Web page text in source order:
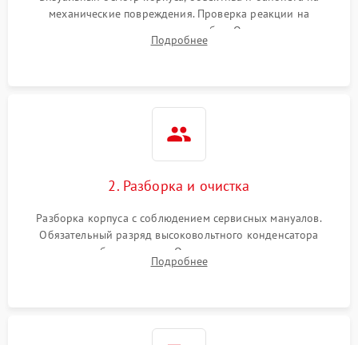
механические повреждения. Проверка реакции на
включение, считывание кодов ошибок. Оценка состояния
матрицы и затвора, проверка работы автофокуса и вспышки.
Подробнее
2. Разборка и очистка
Разборка корпуса с соблюдением сервисных мануалов.
Обязательный разряд высоковольтного конденсатора
вспышки для безопасности. Очистка внутренних узлов от
пыли, песка и следов влаги с помощью спецсредств.
Подробнее